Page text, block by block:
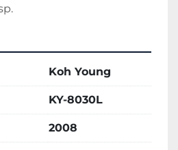
Koh Young
KY-8030L
2008